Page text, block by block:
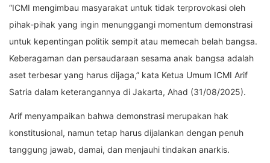
“ICMI mengimbau masyarakat untuk tidak terprovokasi oleh
pihak-pihak yang ingin menunggangi momentum demonstrasi
untuk kepentingan politik sempit atau memecah belah bangsa.
Keberagaman dan persaudaraan sesama anak bangsa adalah
aset terbesar yang harus dijaga,” kata Ketua Umum ICMI Arif
Satria dalam keterangannya di Jakarta, Ahad (31/08/2025).
Arif menyampaikan bahwa demonstrasi merupakan hak
konstitusional, namun tetap harus dijalankan dengan penuh
tanggung jawab, damai, dan menjauhi tindakan anarkis.